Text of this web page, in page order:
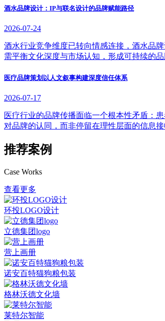
酒水品牌设计：IP与联名设计的品牌赋能路径
2026-07-24
酒水行业竞争维度已转向情感连接，酒水品
需平衡文化深度与市场认知，形成可持续的品
医疗品牌策划以人文叙事构建深度信任体系
2026-07-17
医疗行业的品牌传播面临一个根本性矛盾：
对品牌的认同，而非停留在理性层面的信息接
推荐案例
Case Works
查看更多
环投LOGO设计
立德集团logo
营上画册
诺安百特猫狗粮包装
格林沃德文化墙
莱特尔智能